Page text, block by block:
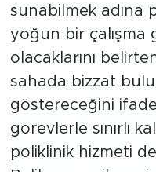
sunabilmek adına
yoğun bir çalışma
olacaklarını
sahada bizzat
göstereceğini
görevlerle sınırlı
poliklinik hizmeti